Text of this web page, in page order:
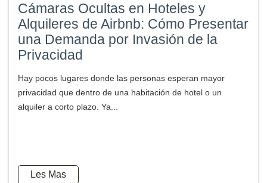
Cámaras Ocultas en Hoteles y
Alquileres de Airbnb: Cómo Presentar
una Demanda por Invasión de la
Privacidad
Hay pocos lugares donde las personas esperan mayor
privacidad que dentro de una habitación de hotel o un
alquiler a corto plazo. Ya...
Les Mas